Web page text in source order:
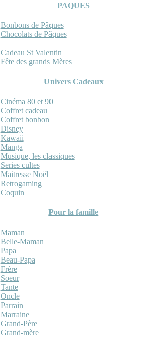
PAQUES
Bonbons de Pâques
Chocolats de Pâques
Cadeau St Valentin
Fête des grands Mères
Univers Cadeaux
Cinéma 80 et 90
Coffret cadeau
Coffret bonbon
Disney
Kawaii
Manga
Musique, les classiques
Series cultes
Maitresse Noël
Retrogaming
Coquin
Pour la famille
Maman
Belle-Maman
Papa
Beau-Papa
Frère
Soeur
Tante
Oncle
Parrain
Marraine
Grand-Père
Grand-mère